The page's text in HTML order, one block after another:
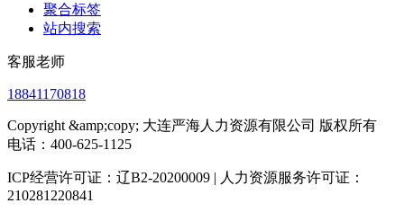
聚合标签
站内搜索
客服老师
18841170818
Copyright &amp;copy; 大连严海人力资源有限公司 版权所有
电话：400-625-1125
ICP经营许可证：辽B2-20200009 | 人力资源服务许可证：
210281220841